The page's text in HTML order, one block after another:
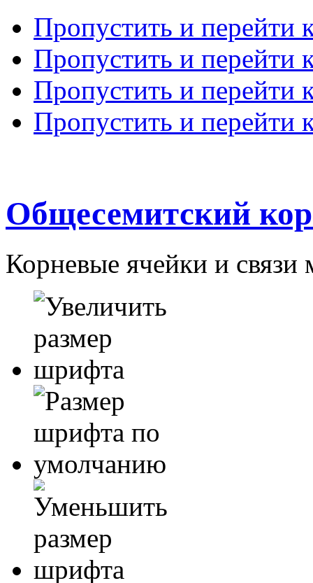
Пропустить и перейти
Пропустить и перейти
Пропустить и перейти
Пропустить и перейти
Общесемитский
Корневые ячейки и